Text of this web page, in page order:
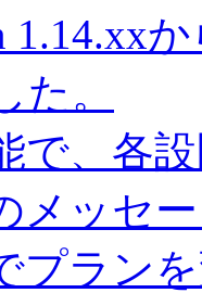
1.14.xx
た。
で、各
メッセ
プラン